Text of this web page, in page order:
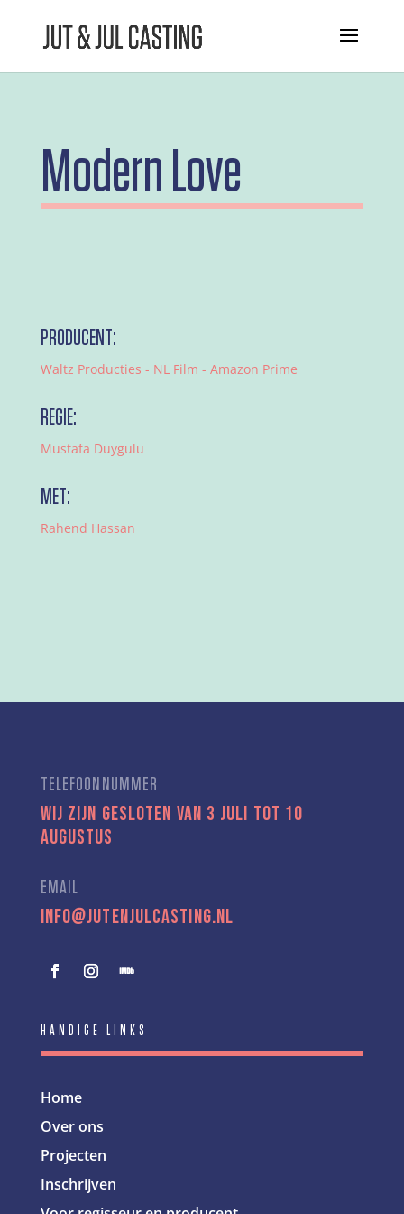
Modern Love
PRODUCENT:
Waltz Producties - NL Film - Amazon Prime
REGIE:
Mustafa Duygulu
MET:
Rahend Hassan
TELEFOONNUMMER
Wij zijn gesloten van 3 juli tot 10
augustus
EMAIL
info@jutenjulcasting.nl
HANDIGE LINKS
Home
Over ons
Projecten
Inschrijven